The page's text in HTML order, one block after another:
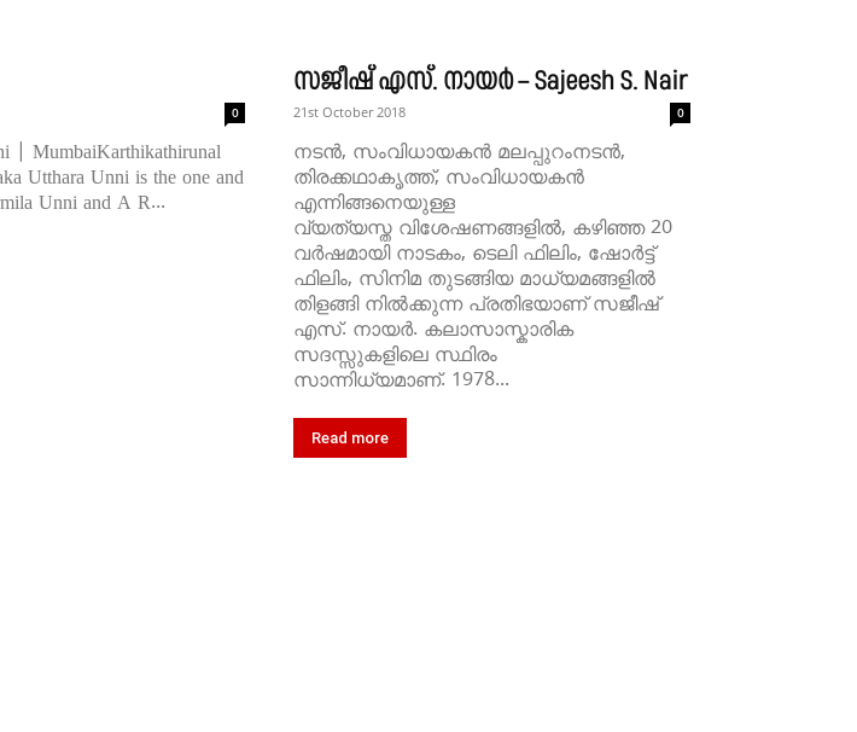
0
| MumbaiKarthikathirunal
Utthara Unni is the one and
Unni and A R...
സജീഷ് എസ്. നായർ – Sajeesh S. Nair
21st October 2018 0
നടന്‍, സംവിധായകൻ മലപ്പുറംനടൻ,
തിരക്കഥാകൃത്ത്, സംവിധായകൻ
എന്നിങ്ങനെയുള്ള
വ്യത്യസ്ത വിശേഷണങ്ങളില്‍, കഴിഞ്ഞ 20
വർഷമായി നാടകം, ടെലി ഫിലിം, ഷോർട്ട്
ഫിലിം, സിനിമ തുടങ്ങിയ മാധ്യമങ്ങളില്‍
തിളങ്ങി നില്‍ക്കുന്ന പ്രതിഭയാണ് സജീഷ്
എസ്. നായര്‍. കലാസാസ്കാരിക
സദസ്സുകളിലെ സ്ഥിരം
സാന്നിധ്യമാണ്. 1978...
Read more